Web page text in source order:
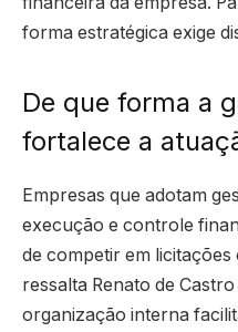
forma estratégica exige
De que forma a
fortalece a
Empresas que adotam
execução e controle
de competir em
ressalta Renato de
organização interna